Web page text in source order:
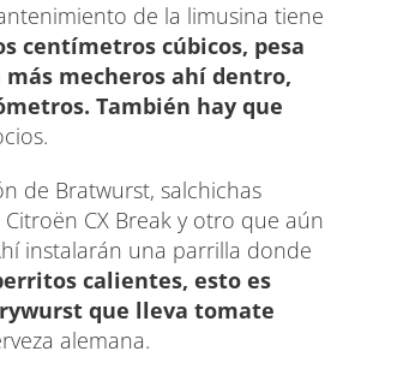
de la limusina tiene
centímetros cúbicos, pesa
más mecheros ahí dentro,
También hay que
de Bratwurst, salchichas
CX Break y otro que aún
instalarán una parrilla donde
calientes, esto es
que lleva tomate
alemana.